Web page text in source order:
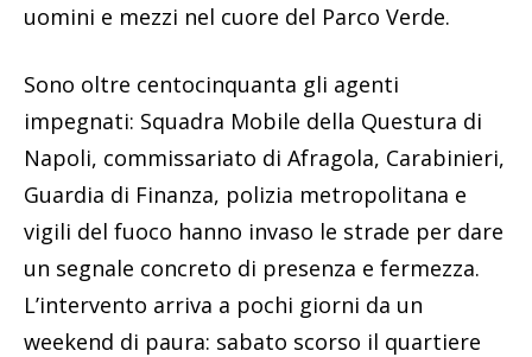
uomini e mezzi nel cuore del Parco Verde.
Sono oltre centocinquanta gli agenti
impegnati: Squadra Mobile della Questura di
Napoli, commissariato di Afragola, Carabinieri,
Guardia di Finanza, polizia metropolitana e
vigili del fuoco hanno invaso le strade per dare
un segnale concreto di presenza e fermezza.
L’intervento arriva a pochi giorni da un
weekend di paura: sabato scorso il quartiere